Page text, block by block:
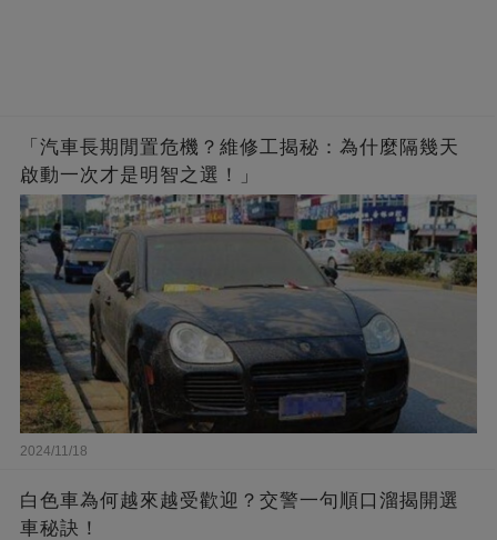
「汽車長期閒置危機？維修工揭秘：為什麼隔幾天
啟動一次才是明智之選！」
2024/11/18
白色車為何越來越受歡迎？交警一句順口溜揭開選
車秘訣！